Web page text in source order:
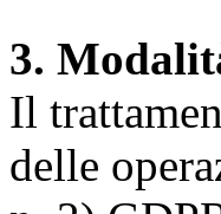
3.
Il
delle